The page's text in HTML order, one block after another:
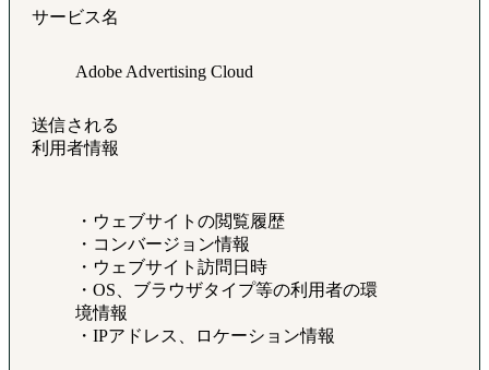
サービス名
Adobe Advertising Cloud
送信される
利用者情報
・ウェブサイトの閲覧履歴
・コンバージョン情報
・ウェブサイト訪問日時
・OS、ブラウザタイプ等の利用者の環
境情報
・IPアドレス、ロケーション情報